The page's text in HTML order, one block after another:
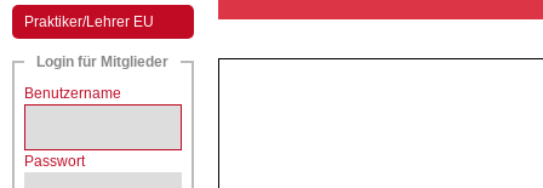
Praktiker/Lehrer EU
Login für Mitglieder
Benutzername
Passwort